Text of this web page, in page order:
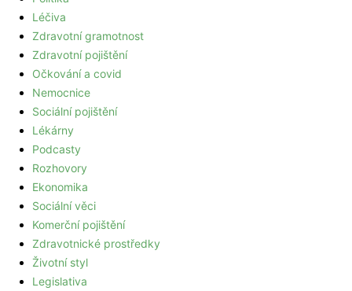
Léčiva
Zdravotní gramotnost
Zdravotní pojištění
Očkování a covid
Nemocnice
Sociální pojištění
Lékárny
Podcasty
Rozhovory
Ekonomika
Sociální věci
Komerční pojištění
Zdravotnické prostředky
Životní styl
Legislativa